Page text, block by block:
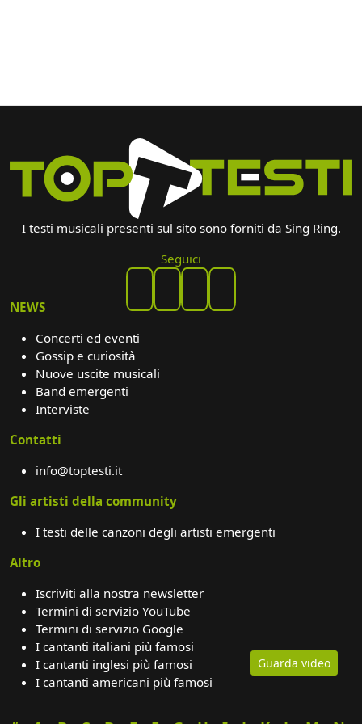
Guarda video
I testi musicali presenti sul sito sono forniti da Sing Ring.
Seguici
NEWS
Concerti ed eventi
Gossip e curiosità
Nuove uscite musicali
Band emergenti
Interviste
Contatti
info@toptesti.it
Gli artisti della community
I testi delle canzoni degli artisti emergenti
Altro
Iscriviti alla nostra newsletter
Termini di servizio YouTube
Termini di servizio Google
I cantanti italiani più famosi
I cantanti inglesi più famosi
I cantanti americani più famosi